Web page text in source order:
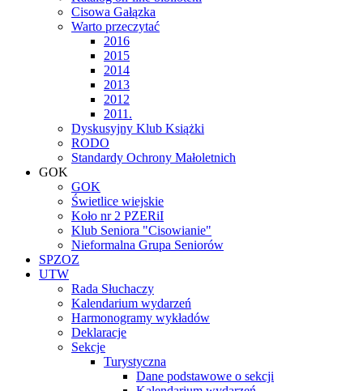
Cisowa Gałązka
Warto przeczytać
2016
2015
2014
2013
2012
2011.
Dyskusyjny Klub Książki
RODO
Standardy Ochrony Małoletnich
GOK
GOK
Świetlice wiejskie
Koło nr 2 PZERiI
Klub Seniora "Cisowianie"
Nieformalna Grupa Seniorów
SPZOZ
UTW
Rada Słuchaczy
Kalendarium wydarzeń
Harmonogramy wykładów
Deklaracje
Sekcje
Turystyczna
Dane podstawowe o sekcji